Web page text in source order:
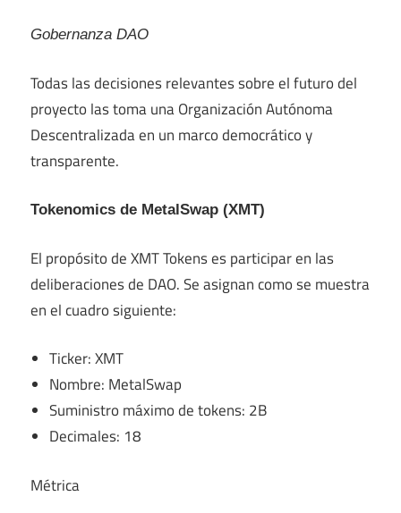
Gobernanza DAO
Todas las decisiones relevantes sobre el futuro del
proyecto las toma una Organización Autónoma
Descentralizada en un marco democrático y
transparente.
Tokenomics de MetalSwap (XMT)
El propósito de XMT Tokens es participar en las
deliberaciones de DAO. Se asignan como se muestra
en el cuadro siguiente:
Ticker: XMT
Nombre: MetalSwap
Suministro máximo de tokens: 2B
Decimales: 18
Métrica